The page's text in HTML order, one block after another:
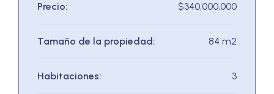
Precio: $340,000,000
Tamaño de la propiedad: 84 m2
Habitaciones: 3